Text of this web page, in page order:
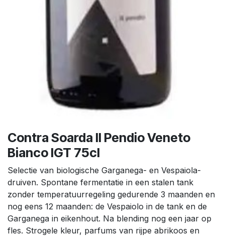
Contra Soarda Il Pendio Veneto
Bianco IGT 75cl
Selectie van biologische Garganega- en Vespaiola-
druiven. Spontane fermentatie in een stalen tank
zonder temperatuurregeling gedurende 3 maanden en
nog eens 12 maanden: de Vespaiolo in de tank en de
Garganega in eikenhout. Na blending nog een jaar op
fles. Strogele kleur, parfums van rijpe abrikoos en